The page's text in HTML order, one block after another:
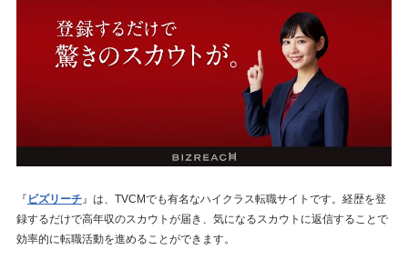
『 ビズリーチ』は、TVCMでも有名なハイクラス転職サイトです。経歴を登
録するだけで高年収のスカウトが届き、気になるスカウトに返信することで
効率的に転職活動を進めることができます。